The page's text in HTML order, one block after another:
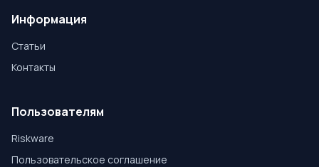
Информация
Статьи
Контакты
Пользователям
Riskware
Пользовательское соглашение